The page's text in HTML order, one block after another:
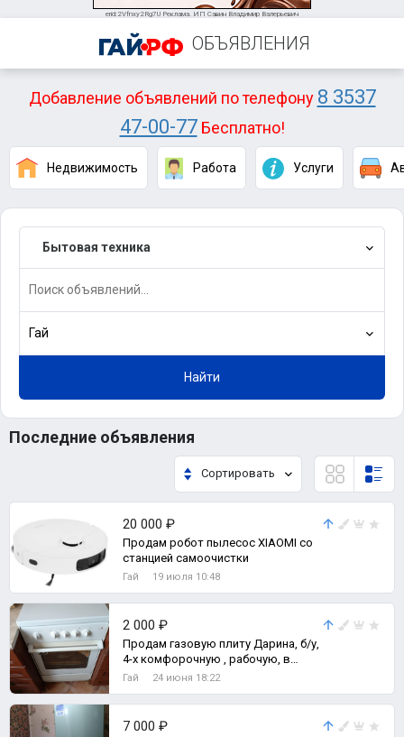
erid:2Vfnxy2Rg7U Реклама. ИП Савин Владимир Валерьевич
ОБЪЯВЛЕНИЯ
Добавление объявлений по телефону 8 3537
47-00-77Бесплатно!
Недвижимость Работа Услуги
Бытовая техника
Гай
Найти
Последние объявления
Сортировать
20 000 ₽
Продам робот пылесос XIAOMI со
станцией самоочистки
Гай 19 июля 10:48
2 000 ₽
Продам газовую плиту Дарина, б/у,
4-х комфорочную , рабочую, в
хорошем состоянии.
Гай 24 июня 18:22
7 000 ₽